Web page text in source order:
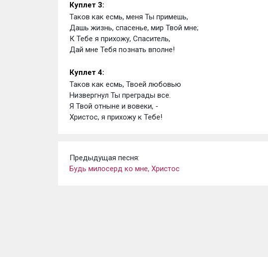
Куплет 3:
Таков как есмь, меня Ты примешь,
Дашь жизнь, спасенье, мир Твой мне;
К Тебе я прихожу, Спаситель,
Дай мне Тебя познать вполне!
Куплет 4:
Таков как есмь, Твоей любовью
Низвергнул Ты преграды все.
Я Твой отныне и вовеки, -
Христос, я прихожу к Тебе!
Предыдущая песня:
Будь милосерд ко мне, Христос